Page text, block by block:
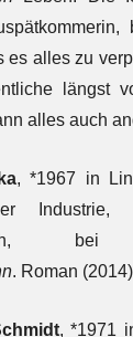
es alles zu
längst
alles auch
, *1967 in
Industrie,
bei
. Roman
, *1971